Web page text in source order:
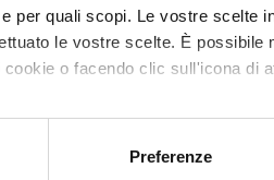
per quali scopi. Le vostre scelte
le vostre scelte. È
o facendo clic sull'icona di
anche:
sulla tua posizione
Preferenze
marketing e service management;
trasformazione digitale e
gestionali.
La comunità del DIMA comprende